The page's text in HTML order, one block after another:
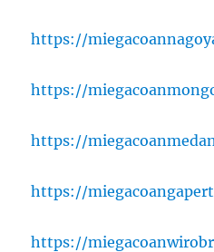
https://
https://
https://
https://
https://